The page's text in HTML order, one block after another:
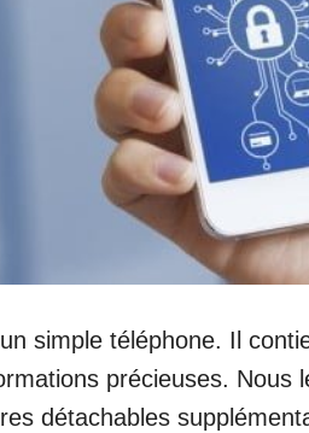
simple téléphone. Il
précieuses. Nous
détachables